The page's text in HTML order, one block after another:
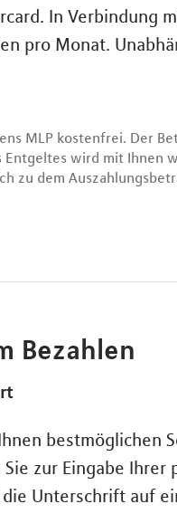
In Verbindung
pro Monat.
MLP kostenfrei. Der
wird mit Ihnen
zu dem
Bezahlen
bestmöglichen
zur Eingabe Ihrer
Unterschrift auf